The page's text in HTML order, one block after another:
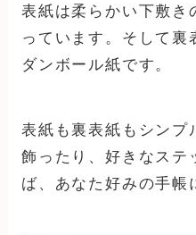
表紙は柔らかい下敷き
っています。そして裏
ダンボール紙です。
表紙も裏表紙もシンプ
飾ったり、好きなステ
ば、あなた好みの手帳